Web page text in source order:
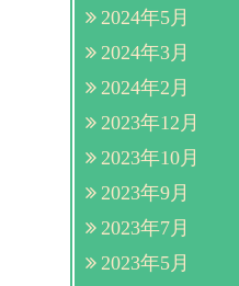
2024年5月
2024年3月
2024年2月
2023年12月
2023年10月
2023年9月
2023年7月
2023年5月